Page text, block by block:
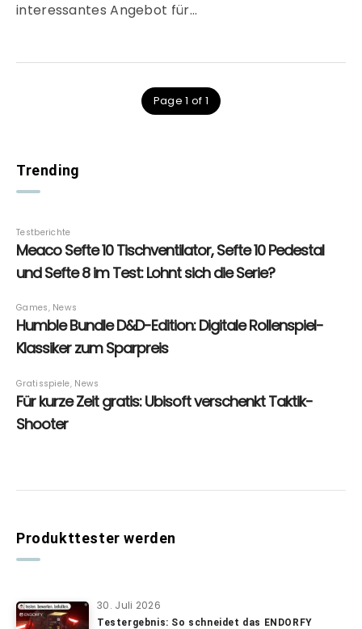
interessantes Angebot für…
Page 1 of 1
Trending
Produkttester werden
30. Juli 2026
Testergebnis: So schneidet das ENDORFY